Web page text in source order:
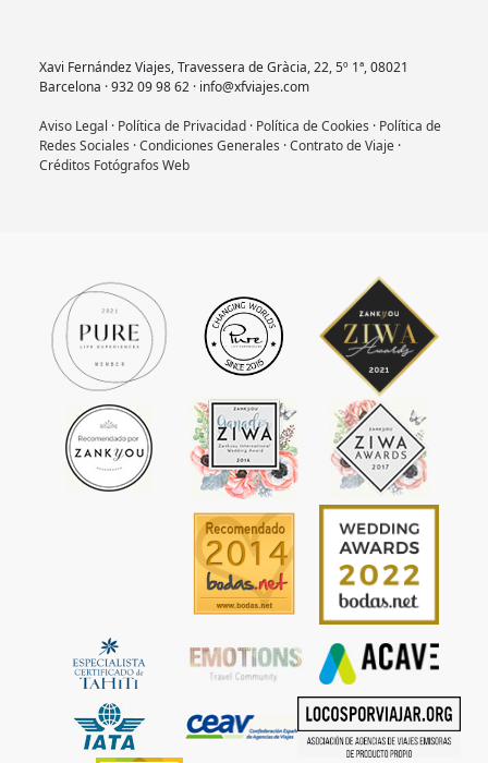
Xavi Fernández Viajes, Travessera de Gràcia, 22, 5º 1ª, 08021
Barcelona · 932 09 98 62 · info@xfviajes.com
Aviso Legal · Política de Privacidad· Política de Cookies · Política de
Redes Sociales ·Condiciones Generales ·Contrato de Viaje·
Créditos Fotógrafos Web